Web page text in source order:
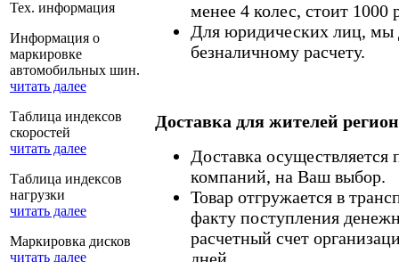
Тех. информация
Информация о
маркировке
автомобильных шин.
читать далее
Таблица индексов
скоростей
читать далее
Таблица индексов
нагрузки
читать далее
Маркировка дисков
читать далее
менее 4 колес, стоит 1000
Для юридических лиц, мы
безналичному расчету.
Доставка для жителей
Доставка
компаний, на Ваш выбор.
Товар отгружается в
факту поступления
расчетный счет